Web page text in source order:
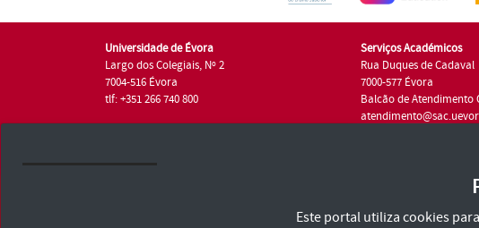
Universidade de Évora
Largo dos Colegiais, Nº 2
7004-516 Évora
tlf: +351 266 740 800
Serviços Académicos
Rua Duques de Cadaval
7000-577 Évora
Balcão de Atendimento
Consulte os Termos e Condições e Política de Privacidade
Este portal utiliza cookies